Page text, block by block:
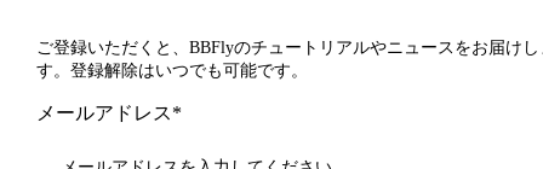
ご登録いただくと、BBFlyのチュートリアルやニュースをお届けし
す。登録解除はいつでも可能です。
メールアドレス*